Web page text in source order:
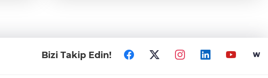
Bizi Takip Edin!